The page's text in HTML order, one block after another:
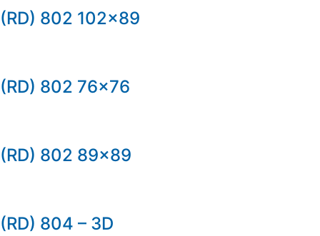
(RD) 802 102×89
(RD) 802 76×76
(RD) 802 89×89
(RD) 804 – 3D